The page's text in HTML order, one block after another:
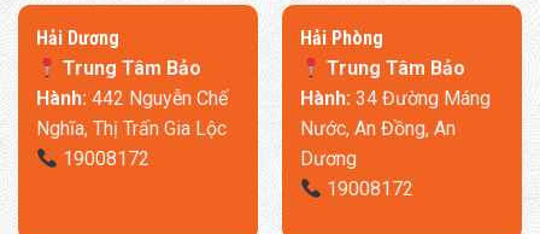
​Hải Dương
Trung Tâm Bảo
Hành:442 Nguyễn Chế
Nghĩa, Thị Trấn Gia Lộc
19008172
​Hải Phòng
Trung Tâm Bảo
Hành:34 Đường Máng
Nước, An Đồng, An
Dương
19008172